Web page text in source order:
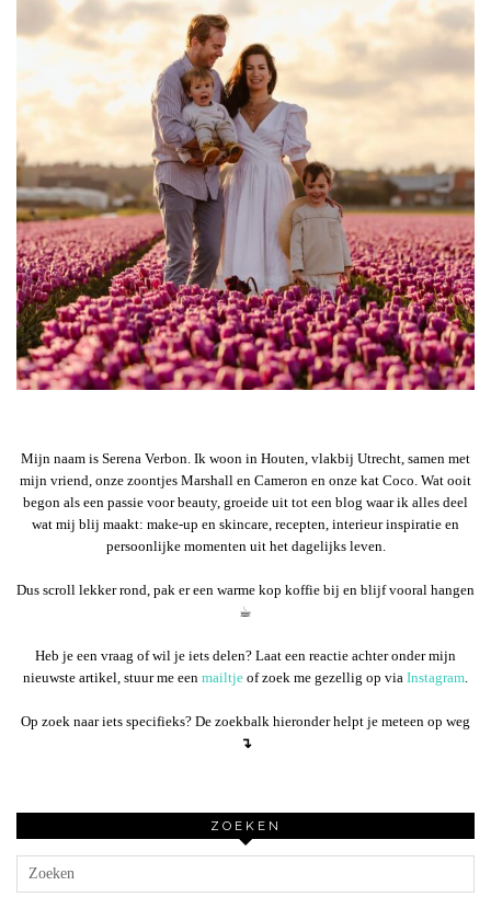
Mijn naam is Serena Verbon. Ik woon in Houten, vlakbij Utrecht, samen met
mijn vriend, onze zoontjes Marshall en Cameron en onze kat Coco. Wat ooit
begon als een passie voor beauty, groeide uit tot een blog waar ik alles deel
wat mij blij maakt: make-up en skincare, recepten, interieur inspiratie en
persoonlijke momenten uit het dagelijks leven.
Dus scroll lekker rond, pak er een warme kop koffie bij en blijf vooral hangen
☕︎
Heb je een vraag of wil je iets delen? Laat een reactie achter onder mijn
nieuwste artikel, stuur me een mailtje of zoek me gezellig op via Instagram.
Op zoek naar iets specifieks? De zoekbalk hieronder helpt je meteen op weg
↴
ZOEKEN